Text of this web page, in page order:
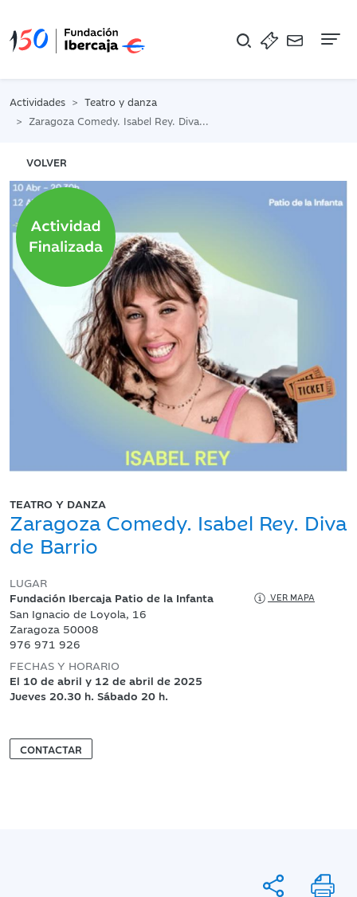
Actividades
Teatro y danza
Zaragoza Comedy. Isabel Rey. Diva de Barrio
VOLVER
TEATRO Y DANZA
Zaragoza Comedy. Isabel Rey. Diva
de Barrio
LUGAR
Fundación Ibercaja Patio de la Infanta
VER MAPA
San Ignacio de Loyola, 16
Zaragoza 50008
976 971 926
FECHAS Y HORARIO
El 10 de abril y 12 de abril de 2025
Jueves 20.30 h. Sábado 20 h.
CONTACTAR